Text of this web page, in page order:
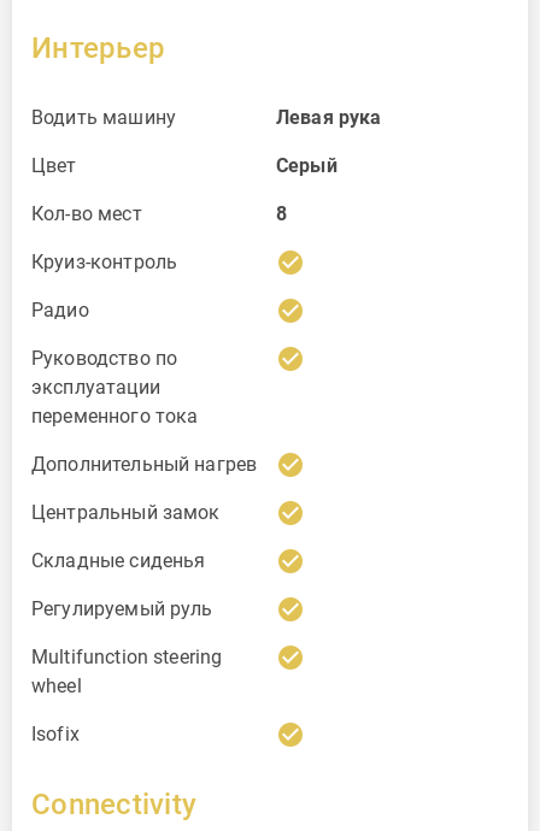
Интерьер
Водить машину Левая рука
Цвет Серый
Кол-во мест 8
Круиз-контроль check_circle
Радио check_circle
Руководство по
эксплуатации
переменного тока
check_circle
Дополнительный нагрев check_circle
Центральный замок check_circle
Складные сиденья check_circle
Регулируемый руль check_circle
Multifunction steering
wheel
check_circle
Isofix check_circle
Connectivity